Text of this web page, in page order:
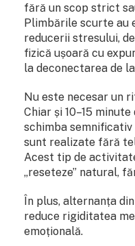
fără un scop strict
Plimbările scurte au
reducerii stresului,
fizică ușoară cu
la deconectarea de
Nu este necesar un
Chiar și 10–15
schimba
sunt realizate fără
Acest tip de
„reseteze” natural,
În plus, alternanța
reduce rigiditatea
emoțională.